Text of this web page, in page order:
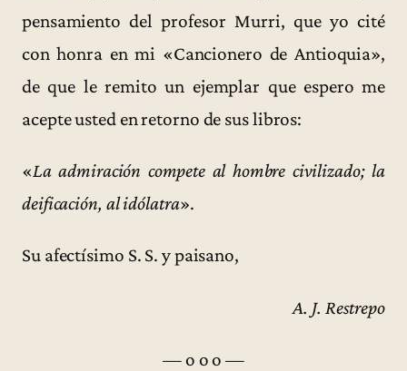
pensamiento del profesor Murri, que yo cité
con honra en mi «Cancionero de Antioquia»,
de que le remito un ejemplar que espero me
acepte usted en retorno de sus libros:
«La admiración compete al hombre civilizado; la
deificación, al idólatra».
Su afectísimo S. S. y paisano,
A. J. Restrepo
— o o o —